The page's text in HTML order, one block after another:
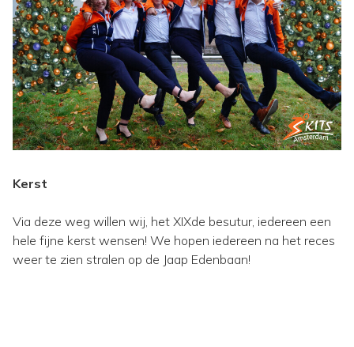
Kerst
Via deze weg willen wij, het XIXde besutur, iedereen een
hele fijne kerst wensen! We hopen iedereen na het reces
weer te zien stralen op de Jaap Edenbaan!